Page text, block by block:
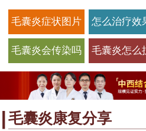
毛囊炎症状图片 怎么治疗效
毛囊炎会传染吗 毛囊炎怎么
毛囊炎康复分享